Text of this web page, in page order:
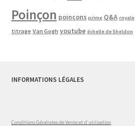
Poinçon poinçons prime Q&A royale
titrage Van Gogh youtube échelle de Sheldon
INFORMATIONS LÉGALES
Conditions Générales de Vente et d'utilisation